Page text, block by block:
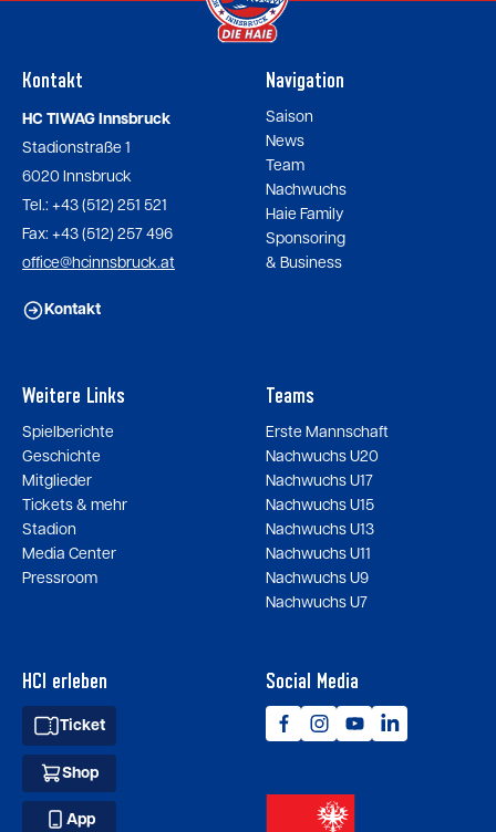
Kontakt
HC TIWAG Innsbruck
Stadionstraße 1
6020 Innsbruck
Tel.: +43 (512) 251 521
Fax: +43 (512) 257 496
office@hcinnsbruck.at
Kontakt
Navigation
Saison
News
Team
Nachwuchs
Haie Family
Sponsoring
& Business
Weitere Links
Spielberichte
Geschichte
Mitglieder
Tickets & mehr
Stadion
Media Center
Pressroom
Teams
Erste Mannschaft
Nachwuchs U20
Nachwuchs U17
Nachwuchs U15
Nachwuchs U13
Nachwuchs U11
Nachwuchs U9
Nachwuchs U7
HCI erleben
Ticket
Shop
App
Social Media